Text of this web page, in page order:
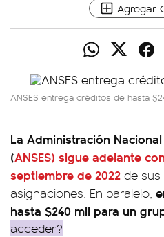
Agregar
ANSES entrega créditos de hasta
La Administración
(ANSES) sigue adelante
septiembre de 2022 de
asignaciones. En paralelo,
hasta $240 mil para un
acceder?